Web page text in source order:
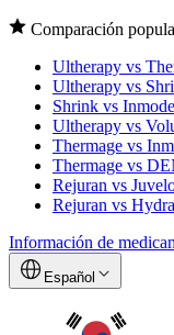
Comparación
Ultherapy vs
Ultherapy vs
Shrink vs Inmode
Ultherapy vs
Thermage vs
Thermage vs
Rejuran vs
Rejuran vs
Información de
Español